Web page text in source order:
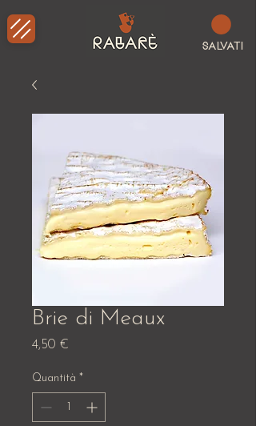
SALVATI
Brie di Meaux
4,50 €
Quantità *